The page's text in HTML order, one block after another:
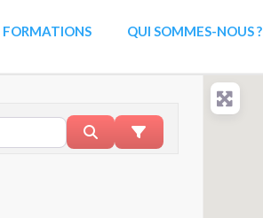
FORMATIONS QUI SOMMES-NOUS ?
RerchercherAdvanced Filters